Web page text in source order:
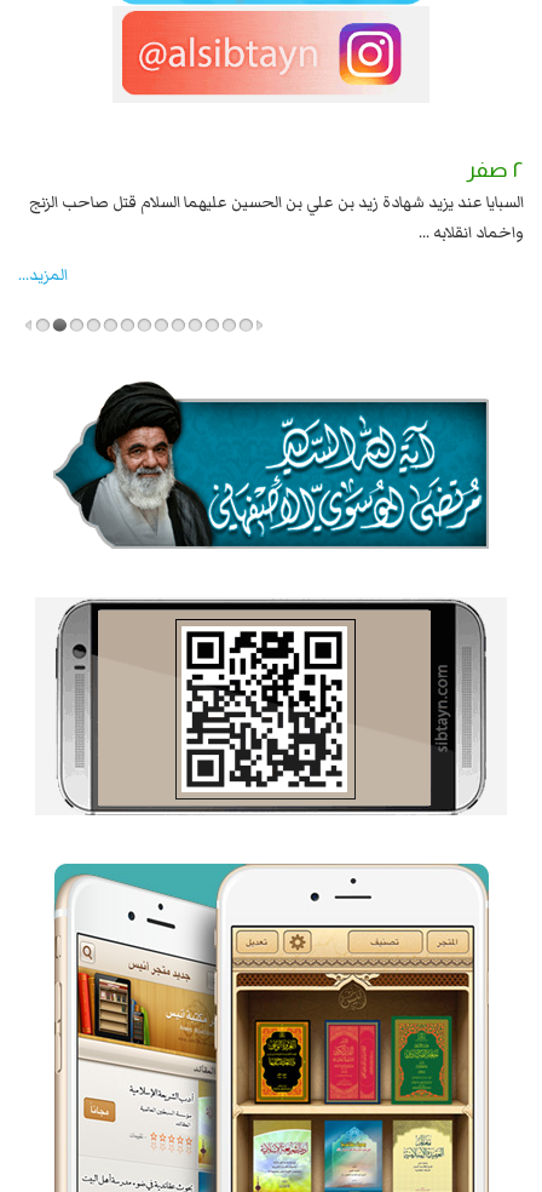
٢ صفر
السبايا عند يزيد شهادة زيد بن علي بن الحسين عليهما السلام قتل صاحب الزنج
واخماد انقلابه ...
المزید...